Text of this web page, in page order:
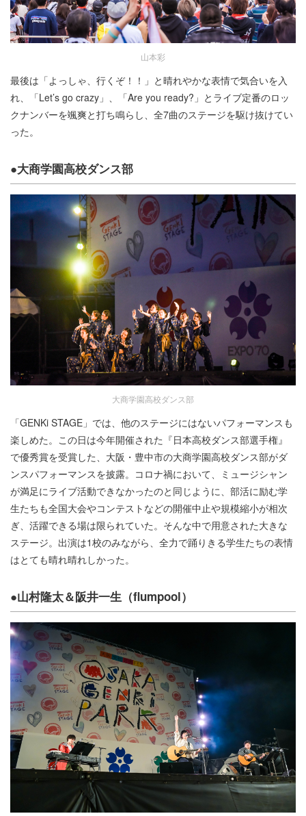
山本彩
最後は「よっしゃ、行くぞ！！」と晴れやかな表情で気合いを入
れ、「Let’s go crazy」、「Are you ready?」とライブ定番のロッ
クナンバーを颯爽と打ち鳴らし、全7曲のステージを駆け抜けてい
った。
●大商学園高校ダンス部
大商学園高校ダンス部
「GENKi STAGE」では、他のステージにはないパフォーマンスも
楽しめた。この日は今年開催された『日本高校ダンス部選手権』
で優秀賞を受賞した、大阪・豊中市の大商学園高校ダンス部がダ
ンスパフォーマンスを披露。コロナ禍において、ミュージシャン
が満足にライブ活動できなかったのと同じように、部活に励む学
生たちも全国大会やコンテストなどの開催中止や規模縮小が相次
ぎ、活躍できる場は限られていた。そんな中で用意された大きな
ステージ。出演は1校のみながら、全力で踊りきる学生たちの表情
はとても晴れ晴れしかった。
●山村隆太＆阪井一生（flumpool）